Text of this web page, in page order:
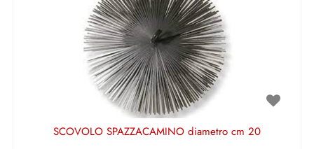
SCOVOLO SPAZZACAMINO diametro cm 20